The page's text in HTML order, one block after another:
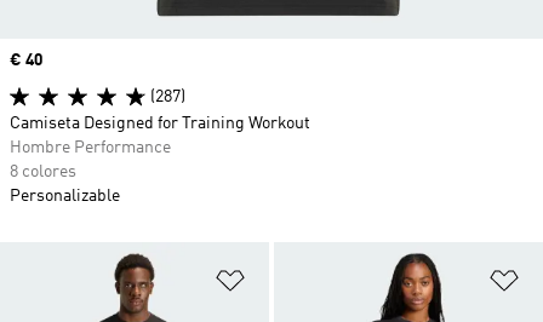
Añadir a la lista de deseos
Precio
€ 40
(287)
Camiseta Designed for Training Workout
Hombre Performance
8 colores
Personalizable